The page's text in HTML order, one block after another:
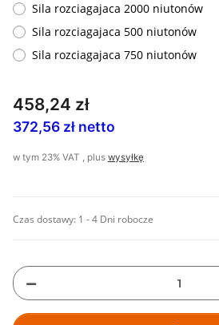
Sila rozciagajaca 2000 niutonów
Sila rozciagajaca 500 niutonów
Sila rozciagajaca 750 niutonów
458,24 zł
372,56 zł netto
w tym 23% VAT , plus wysyłkę
Czas dostawy: 1 - 4 Dni robocze